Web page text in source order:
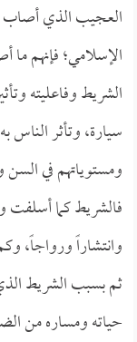
العجيب الذي أصاب
الإسلامي؛ فإنهم ما
الشريط وفاعليته
سيارة، وتأثر الناس
ومستوياتهم في
فالشريط كما أسلفت
وانتشاراً ورواجاً،
ثم بسبب الشريط
حياته ومساره من